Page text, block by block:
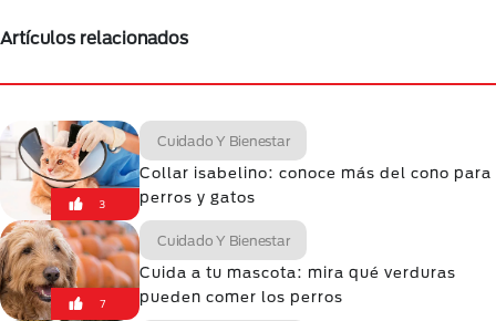
Artículos relacionados
3
Cuidado Y Bienestar
Collar isabelino: conoce más del cono para
perros y gatos
7
Cuidado Y Bienestar
Cuida a tu mascota: mira qué verduras
pueden comer los perros